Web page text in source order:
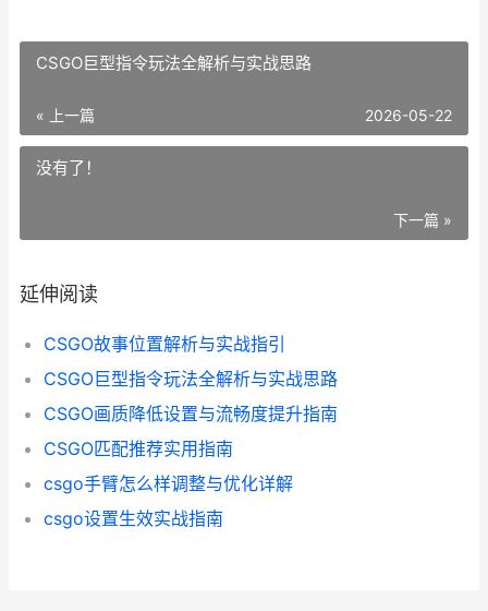
CSGO巨型指令玩法全解析与实战思路
« 上一篇 2026-05-22
没有了！
下一篇 »
延伸阅读
CSGO故事位置解析与实战指引
CSGO巨型指令玩法全解析与实战思路
CSGO画质降低设置与流畅度提升指南
CSGO匹配推荐实用指南
csgo手臂怎么样调整与优化详解
csgo设置生效实战指南